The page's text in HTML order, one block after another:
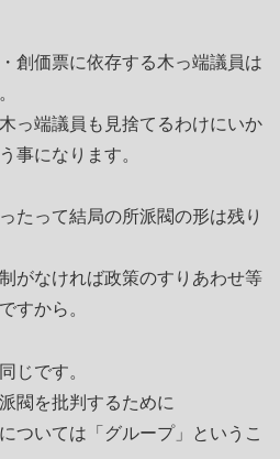
創価票に依存する木っ端議員は
っ端議員も見捨てるわけにいか
事になります。
たって結局の所派閥の形は残り
がなければ政策のすりあわせ等
すから。
じです。
閥を批判するために
ついては「グループ」というこ